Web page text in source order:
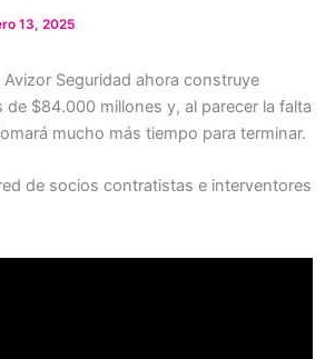
13, 2025
Avizor Seguridad ahora construye
$84.000 millones y, al parecer la falta
mucho más tiempo para terminar.
de socios contratistas e interventores